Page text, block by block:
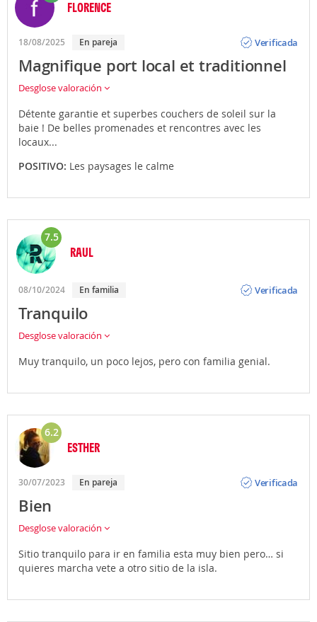
FLORENCE
18/08/2025 En pareja
Verificada
Magnifique port local et traditionnel
Desglose valoración
Détente garantie et superbes couchers de soleil sur la
baie ! De belles promenades et rencontres avec les
locaux...
POSITIVO: Les paysages le calme
7.5
RAUL
08/10/2024 En familia
Verificada
Tranquilo
Desglose valoración
Muy tranquilo, un poco lejos, pero con familia genial.
6.2
ESTHER
30/07/2023 En pareja
Verificada
Bien
Desglose valoración
Sitio tranquilo para ir en familia esta muy bien pero… si
quieres marcha vete a otro sitio de la isla.